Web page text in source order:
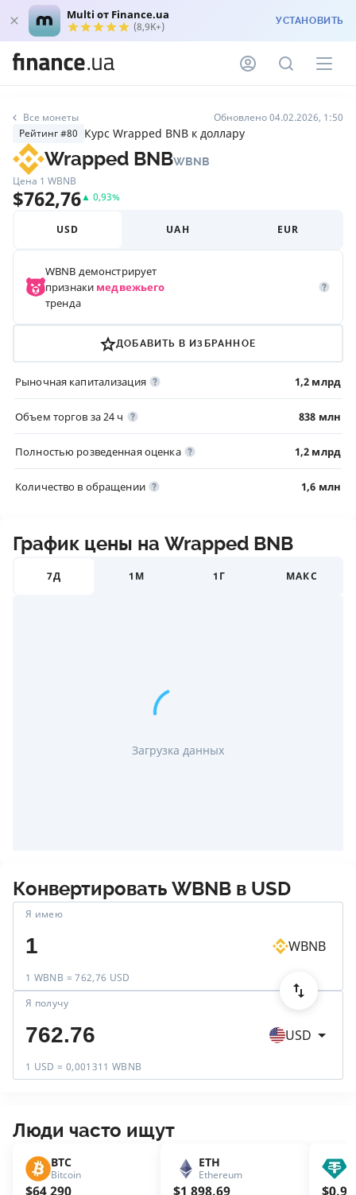
Multi от Finance.ua
(8,9K+) УСТАНОВИТЬ
Все монеты
Обновлено 04.02.2026, 1:50
Рейтинг #80 Курс Wrapped BNB к доллару
Wrapped BNBWBNB
Цена 1 WBNB
$762,76▲ 0,93%
USD UAH EUR
WBNB демонстрирует
признаки медвежьего
тренда
ДОБАВИТЬ В ИЗБРАННОЕ
Рыночная капитализация 1,2 млрд
Объем торгов за 24 ч 838 млн
Полностью розведенная оценка 1,2 млрд
Количество в обращении 1,6 млн
График цены на Wrapped BNB
7Д 1М 1Г МАКС
Загрузка данных
Конвертировать WBNB в USD
Я имею
1 WBNB = 762,76 USD
WBNB
Я получу
1 USD = 0,001311 WBNB
USD
Люди часто ищут
BTC
Bitcoin
$64 290
ETH
Ethereum
$1 898,69 $